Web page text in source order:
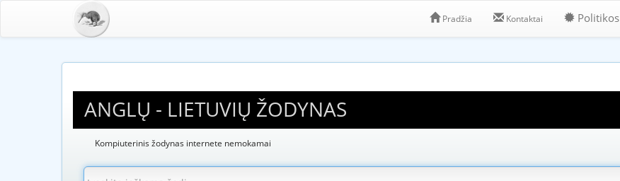
Pradžia Kontaktai Politikos
ANGLŲ - LIETUVIŲ ŽODYNAS
Kompiuterinis žodynas internete nemokamai